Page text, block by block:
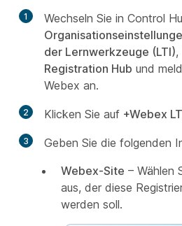
1
Wechseln Sie in Control
der Lernwerkzeuge (LTI),
Registration Hub und
Webex an.
2 Klicken Sie auf +Webex
3
Geben Sie die folgenden
Webex-Site – Wählen
aus, der diese
werden soll.